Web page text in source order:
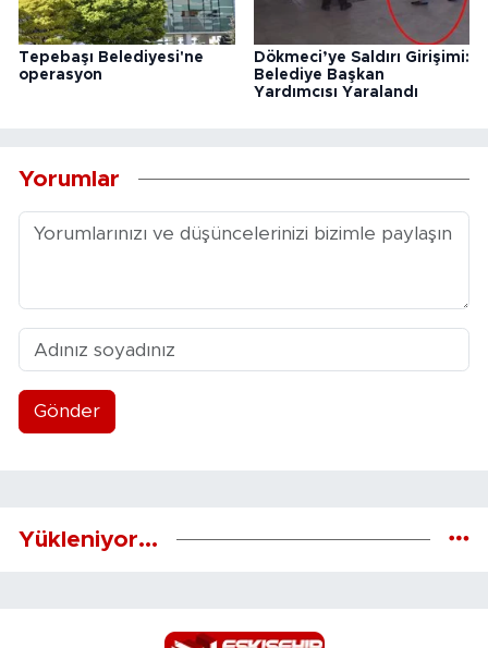
Tepebaşı Belediyesi'ne
operasyon
Dökmeci’ye Saldırı Girişimi:
Belediye Başkan
Yardımcısı Yaralandı
Yorumlar
Gönder
Yükleniyor...